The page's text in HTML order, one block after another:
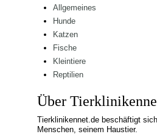
Allgemeines
Hunde
Katzen
Fische
Kleintiere
Reptilien
Über
Tierklinikennet.de beschäftigt
Menschen, seinem Haustier.